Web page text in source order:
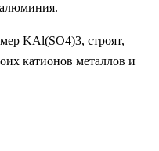
KAl(SO4)3, строят,
катионов металлов и